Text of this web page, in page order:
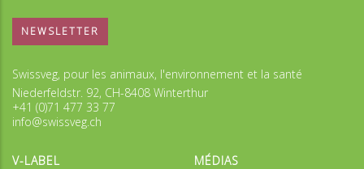
NEWSLETTER
Swissveg, pour les animaux, l'environnement et la santé
Niederfeldstr. 92, CH-8408 Winterthur
+41 (0)71 477 33 77
info@swissveg.ch
V-LABEL
MÉDIAS